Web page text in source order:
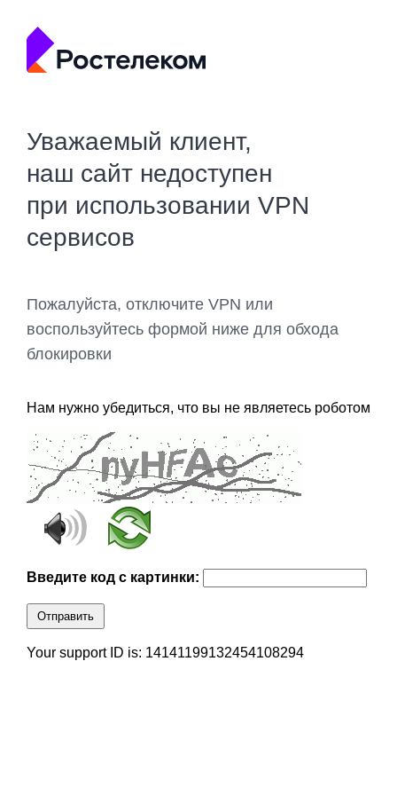
Уважаемый клиент,
наш сайт недоступен
при использовании VPN
сервисов
Пожалуйста, отключите VPN или
воспользуйтесь формой ниже для обхода
блокировки
Нам нужно убедиться, что вы не являетесь роботом
Введите код с картинки:
Отправить
Your support ID is: 14141199132454108294